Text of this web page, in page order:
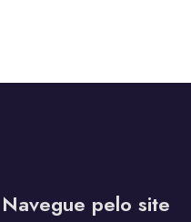
Navegue pelo site